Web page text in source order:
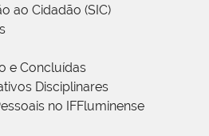
ao Cidadão (SIC)
e Concluídas
Disciplinares
no IFFluminense